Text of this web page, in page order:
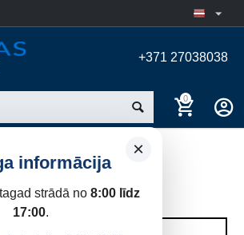
+371 27038038
0
×
informācija
strādā no 8:00 līdz
17:00.
DURVIS